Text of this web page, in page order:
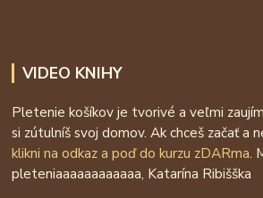
VIDEO KNIHY
Pletenie košíkov je tvorivé a veľmi
si zútulníš svoj domov. Ak chceš začať a
klikni na odkaz a poď do kurzu zDARma.
pleteniaaaaaaaaaaaa, Katarína Ribišška